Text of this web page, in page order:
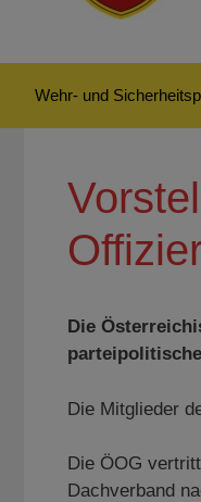
Wehr- und
Die
Die Mitglieder
Die ÖOG
Dachverband